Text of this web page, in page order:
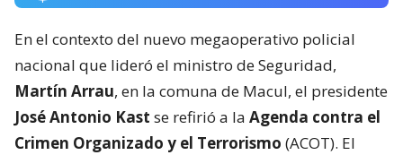
En el contexto del nuevo megaoperativo policial
nacional que lideró el ministro de Seguridad,
Martín Arrau, en la comuna de Macul, el presidente
José Antonio Kast se refirió a la Agenda contra el
Crimen Organizado y el Terrorismo (ACOT). El